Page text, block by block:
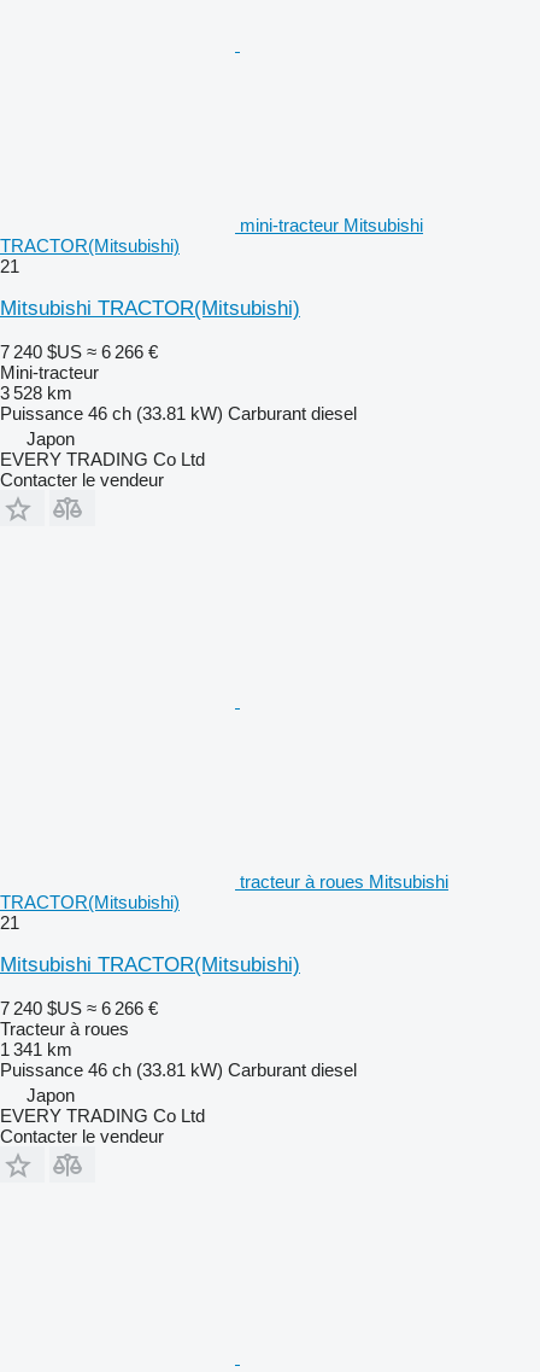
mini-tracteur Mitsubishi
TRACTOR(Mitsubishi)
21
Mitsubishi TRACTOR(Mitsubishi)
7 240 $US ≈ 6 266 €
Mini-tracteur
3 528 km
Puissance 46 ch (33.81 kW) Carburant diesel
Japon
EVERY TRADING Co Ltd
Contacter le vendeur
tracteur à roues Mitsubishi
TRACTOR(Mitsubishi)
21
Mitsubishi TRACTOR(Mitsubishi)
7 240 $US ≈ 6 266 €
Tracteur à roues
1 341 km
Puissance 46 ch (33.81 kW) Carburant diesel
Japon
EVERY TRADING Co Ltd
Contacter le vendeur